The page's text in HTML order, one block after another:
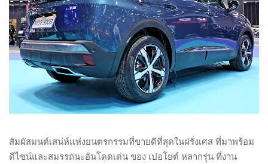
สัมผัสมนต์เสน่ห์แห่งยนตรกรรมที่ขายดีที่สุดในฝรั่งเศส ที่มาพร้อม
ดีไซน์และสมรรถนะอันโดดเด่น ของ เปอโยต์ หลากรุ่น ที่งาน